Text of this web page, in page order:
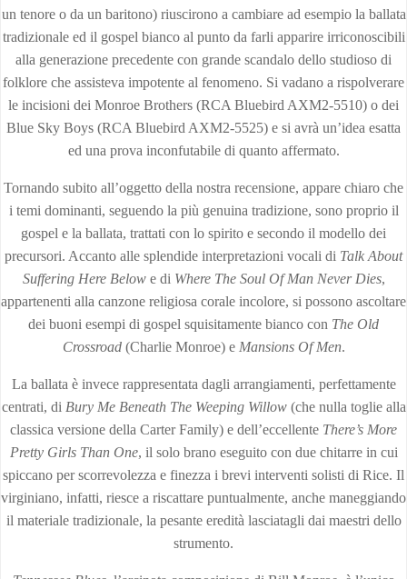
un tenore o da un baritono) riuscirono a cambiare ad esempio la ballata
tradizionale ed il gospel bianco al punto da farli apparire irriconoscibili
alla generazione precedente con grande scandalo dello studioso di
folklore che assisteva impotente al fenomeno. Si vadano a rispolverare
le incisioni dei Monroe Brothers (RCA Bluebird AXM2-5510) o dei
Blue Sky Boys (RCA Bluebird AXM2-5525) e si avrà un’idea esatta
ed una prova inconfutabile di quanto affermato.
Tornando subito all’oggetto della nostra recensione, appare chiaro che
i temi dominanti, seguendo la più genuina tradizione, sono proprio il
gospel e la ballata, trattati con lo spirito e secondo il modello dei
precursori. Accanto alle splendide interpretazioni vocali di Talk About
Suffering Here Belowe di Where The Soul Of Man Never Dies,
appartenenti alla canzone religiosa corale incolore, si possono ascoltare
dei buoni esempi di gospel squisitamente bianco con The Old
Crossroad(Charlie Monroe) e Mansions Of Men.
La ballata è invece rappresentata dagli arrangiamenti, perfettamente
centrati, di Bury Me Beneath The Weeping Willow(che nulla toglie alla
classica versione della Carter Family) e dell’eccellente There’s More
Pretty Girls Than One, il solo brano eseguito con due chitarre in cui
spiccano per scorrevolezza e finezza i brevi interventi solisti di Rice. Il
virginiano, infatti, riesce a riscattare puntualmente, anche maneggiando
il materiale tradizionale, la pesante eredità lasciatagli dai maestri dello
strumento.